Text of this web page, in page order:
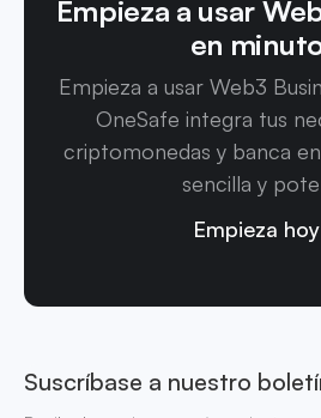
Empieza a usar
en
Empieza a usar Web3
OneSafe integra tus
criptomonedas y banca
sencilla y
Empieza hoy
Suscríbase a nuestro